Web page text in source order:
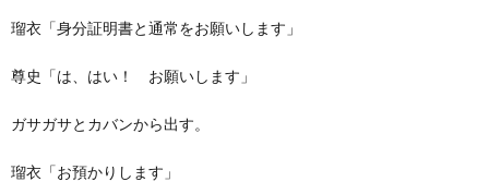
瑠衣「身分証明書と通常をお願いします」
尊史「は、はい！ お願いします」
ガサガサとカバンから出す。
瑠衣「お預かりします」